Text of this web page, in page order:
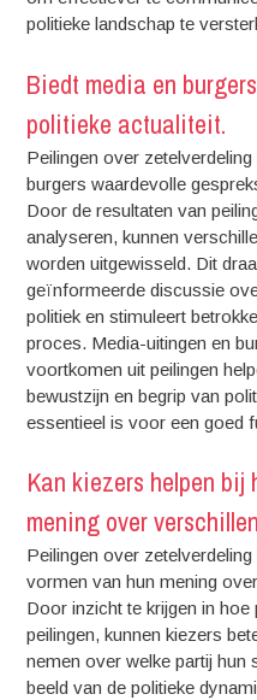
politieke landschap te
Biedt media en
politieke actualiteit.
Peilingen over
burgers waardevolle
Door de resultaten van
analyseren, kunnen
worden uitgewisseld. Dit
geïnformeerde discussie
politiek en stimuleert
proces. Media-uitingen en
voortkomen uit peilingen
bewustzijn en begrip van
essentieel is voor een goed
Kan kiezers helpen bij
mening over
Peilingen over
vormen van hun mening
Door inzicht te krijgen in
peilingen, kunnen kiezers
nemen over welke partij hun
beeld van de politieke